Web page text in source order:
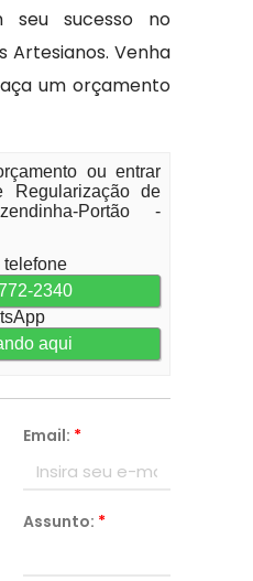
seu sucesso no
Artesianos. Venha
um orçamento
ou entrar
Regularização de
Portão -
telefone
2340
aqui
Email: *
Assunto: *